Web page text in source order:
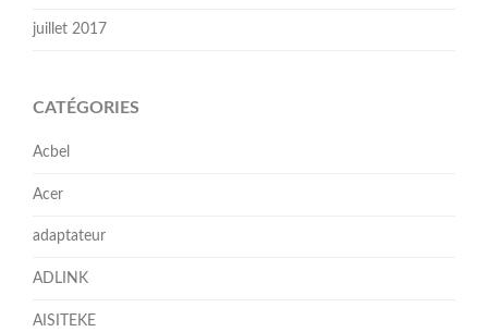
juillet 2017
CATÉGORIES
Acbel
Acer
adaptateur
ADLINK
AISITEKE